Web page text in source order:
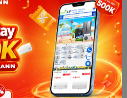
27.590.000đ
45.990.000đ